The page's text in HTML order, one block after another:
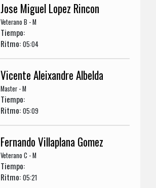
Jose Miguel Lopez Rincon
Veterano B - M
Tiempo:
Ritmo:05:04
Vicente Aleixandre Albelda
Master - M
Tiempo:
Ritmo:05:09
Fernando Villaplana Gomez
Veterano C - M
Tiempo:
Ritmo:05:21